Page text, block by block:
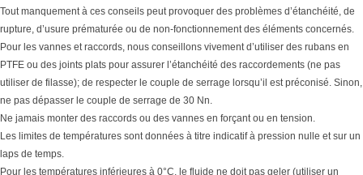
Tout manquement à ces conseils peut provoquer des problèmes d’étanchéité, de
rupture, d’usure prématurée ou de non-fonctionnement des éléments concernés.
Pour les vannes et raccords, nous conseillons vivement d’utiliser des rubans en
PTFE ou des joints plats pour assurer l’étanchéité des raccordements (ne pas
utiliser de filasse); de respecter le couple de serrage lorsqu’il est préconisé. Sinon,
ne pas dépasser le couple de serrage de 30 Nn.
Ne jamais monter des raccords ou des vannes en forçant ou en tension.
Les limites de températures sont données à titre indicatif à pression nulle et sur un
laps de temps.
Pour les températures inférieures à 0°C, le fluide ne doit pas geler (utiliser un